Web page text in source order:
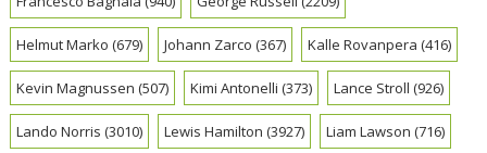
Helmut Marko (679) Johann Zarco (367) Kalle Rovanpera (416)
Kevin Magnussen (507) Kimi Antonelli (373) Lance Stroll (926)
Lando Norris (3010) Lewis Hamilton (3927) Liam Lawson (716)